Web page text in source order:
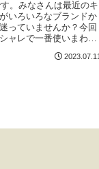
。みなさんは最近のキ
いろいろなブランドか
っていませんか？今回
ャレで一番使いまわし